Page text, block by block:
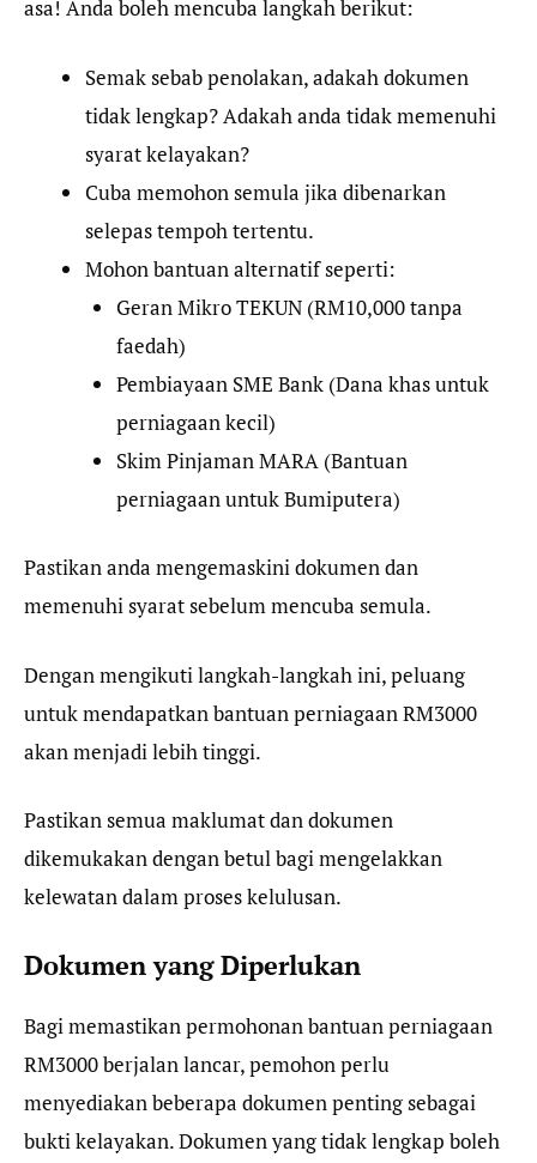
asa! Anda boleh mencuba langkah berikut:
Semak sebab penolakan, adakah dokumen
tidak lengkap? Adakah anda tidak memenuhi
syarat kelayakan?
Cuba memohon semula jika dibenarkan
selepas tempoh tertentu.
Mohon bantuan alternatif seperti:
Geran Mikro TEKUN (RM10,000 tanpa
faedah)
Pembiayaan SME Bank (Dana khas untuk
perniagaan kecil)
Skim Pinjaman MARA (Bantuan
perniagaan untuk Bumiputera)
Pastikan anda mengemaskini dokumen dan
memenuhi syarat sebelum mencuba semula.
Dengan mengikuti langkah-langkah ini, peluang
untuk mendapatkan bantuan perniagaan RM3000
akan menjadi lebih tinggi.
Pastikan semua maklumat dan dokumen
dikemukakan dengan betul bagi mengelakkan
kelewatan dalam proses kelulusan.
Dokumen yang Diperlukan
Bagi memastikan permohonan bantuan perniagaan
RM3000 berjalan lancar, pemohon perlu
menyediakan beberapa dokumen penting sebagai
bukti kelayakan. Dokumen yang tidak lengkap boleh